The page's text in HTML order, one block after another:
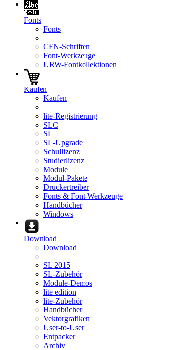
Fonts
Fonts
CFN-Schriften
Font-Werkzeuge
URW-Fontkollektionen
Kaufen
Kaufen
lite-Registrierung
SLC
SL
SL-Upgrade
Schullizenz
Studierlizenz
Module
Modul-Pakete
Druckertreiber
Fonts & Font-Werkzeuge
Handbücher
Windows
Download
Download
SL 2015
SL-Zubehör
Module-Demos
lite edition
lite-Zubehör
Handbücher
Vektorgrafiken
User-to-User
Entpacker
Archiv